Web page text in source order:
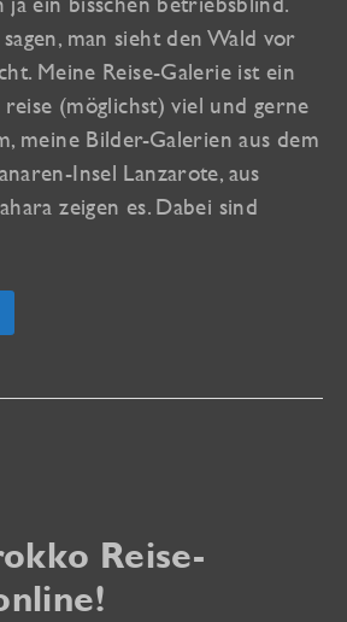
man sieht den Wald vor
Meine Reise-Galerie ist ein
(möglichst) viel und gerne
meine Bilder-Galerien aus dem
Insel Lanzarote, aus
zeigen es. Dabei sind
Reise-